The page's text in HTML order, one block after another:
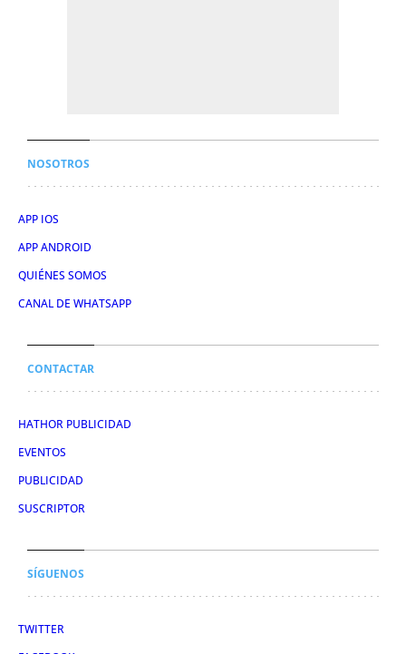
NOSOTROS
APP IOS
APP ANDROID
QUIÉNES SOMOS
CANAL DE WHATSAPP
CONTACTAR
HATHOR PUBLICIDAD
EVENTOS
PUBLICIDAD
SUSCRIPTOR
SÍGUENOS
TWITTER